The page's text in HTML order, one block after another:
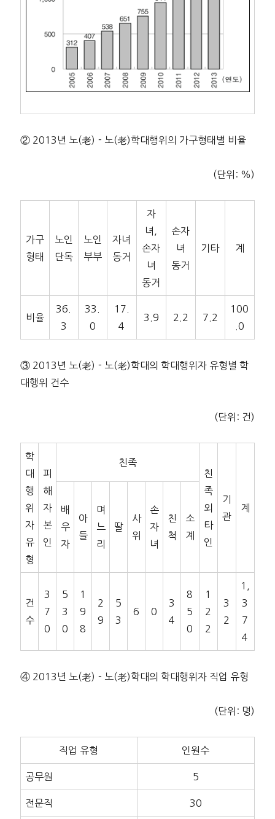
② 2013년 노(老)－노(老)학대행위의 가구형태별 비율
(단위: %)
가구
형태
노인
단독
노인
부부
자녀
동거
자
녀,
손자
녀
동거
손자
녀
동거
기타 계
비율
36.
3
33.
0
17.
4
3.9 2.2 7.2
100
.0
③ 2013년 노(老)－노(老)학대의 학대행위자 유형별 학
대행위 건수
(단위: 건)
학
대
행
위
자
유
형
피
해
자
본
인
친족
친
족
외
타
인
기
관
계
배
우
자
아
들
며
느
리
딸
사
위
손
자
녀
친
척
소
계
건
수
3
7
0
5
3
0
1
9
8
2
9
5
3
6 0
3
4
8
5
0
1
2
2
3
2
1,
3
7
4
④ 2013년 노(老)－노(老)학대의 학대행위자 직업 유형
(단위: 명)
직업 유형 인원수
공무원 5
전문직 30